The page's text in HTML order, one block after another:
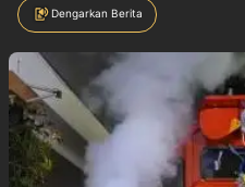
Dengarkan Berita